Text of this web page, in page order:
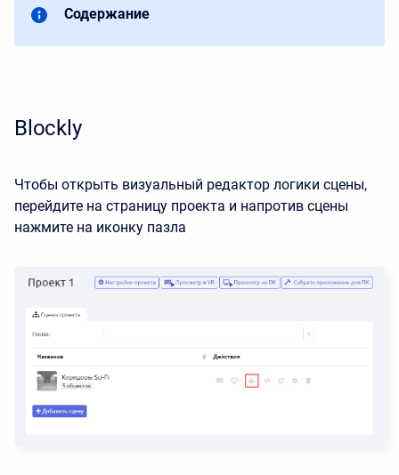
Содержание
Blockly
Чтобы открыть визуальный редактор логики сцены,
перейдите на страницу проекта и напротив сцены
нажмите на иконку пазла